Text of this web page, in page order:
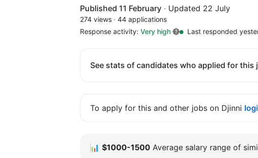
Published 11 February · Updated 22 July
274 views · 44 applications
Response activity: Very high Last responded
See stats of candidates who applied for this
To apply for this and other jobs on Djinni
📊 $1000-1500 Average salary range of